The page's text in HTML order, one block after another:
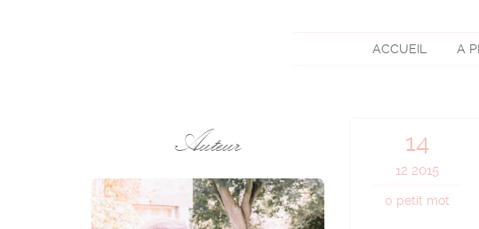
ACCUEIL A
Auteur 14
12 2015
0 petit mot